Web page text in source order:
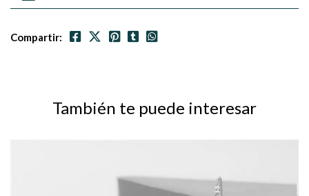
Compartir:
También te puede interesar